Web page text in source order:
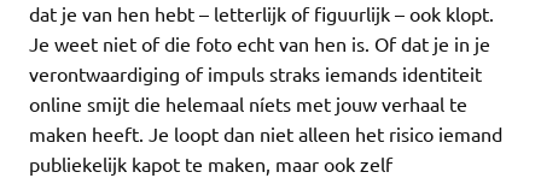
dat je van hen hebt – letterlijk of figuurlijk – ook klopt.
Je weet niet of die foto echt van hen is. Of dat je in je
verontwaardiging of impuls straks iemands identiteit
online smijt die helemaal níets met jouw verhaal te
maken heeft. Je loopt dan niet alleen het risico iemand
publiekelijk kapot te maken, maar ook zelf